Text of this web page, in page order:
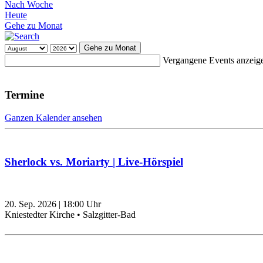
Nach Woche
Heute
Gehe zu Monat
Gehe zu Monat
Vergangene Events
Termine
Ganzen Kalender ansehen
Sherlock vs. Moriarty | Live-Hörspiel
20. Sep. 2026 | 18:00 Uhr
Kniestedter Kirche • Salzgitter-Bad